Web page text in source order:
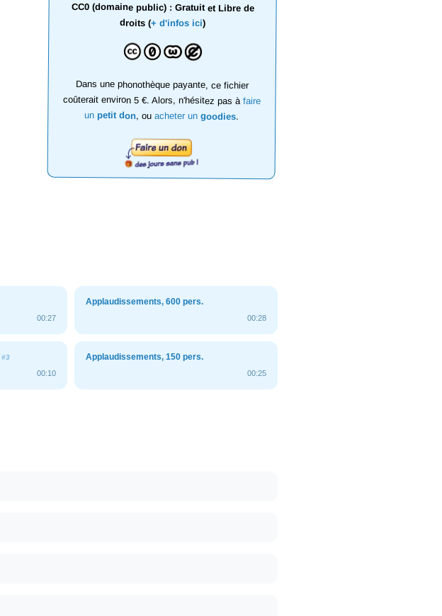
CC0 (domaine public) : Gratuit et Libre de
droits (+ d'infos ici)
Dans une phonothèque payante, ce fichier
coûterait environ 5 €. Alors, n'hésitez pas àfaire
un petit don, ouacheter ungoodies.
00:27
Applaudissements, 600 pers.
00:28
#3
00:10
Applaudissements, 150 pers.
00:25